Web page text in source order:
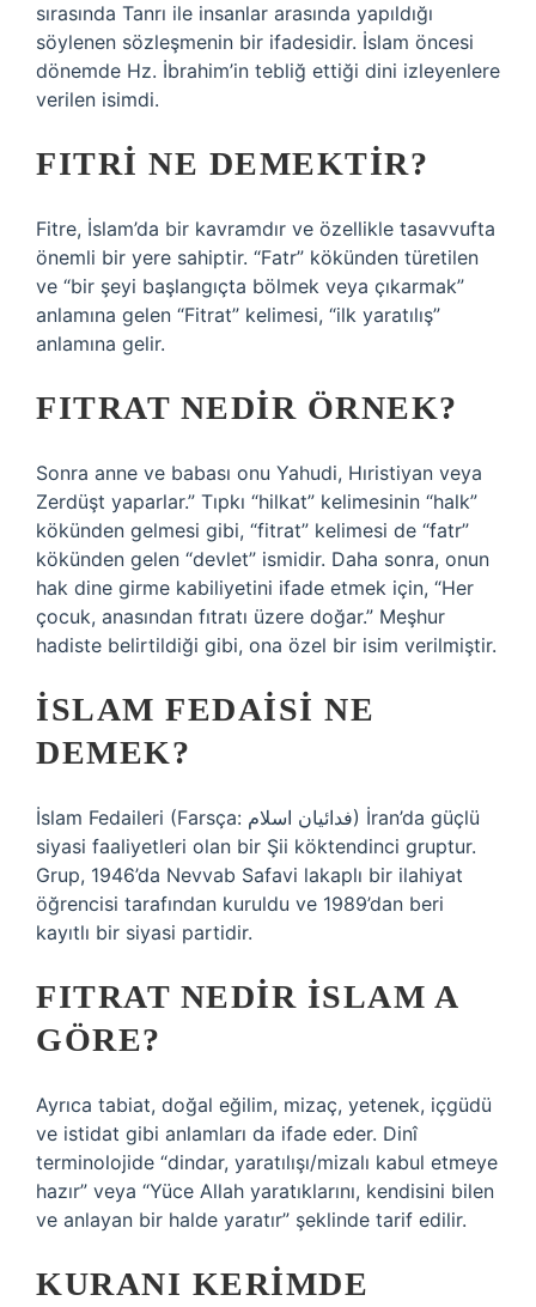
sırasında Tanrı ile insanlar arasında yapıldığı
söylenen sözleşmenin bir ifadesidir. İslam öncesi
dönemde Hz. İbrahim’in tebliğ ettiği dini izleyenlere
verilen isimdi.
FITRI NE DEMEKTIR?
Fitre, İslam’da bir kavramdır ve özellikle tasavvufta
önemli bir yere sahiptir. “Fatr” kökünden türetilen
ve “bir şeyi başlangıçta bölmek veya çıkarmak”
anlamına gelen “Fitrat” ​​kelimesi, “ilk yaratılış”
anlamına gelir.
FITRAT NEDIR ÖRNEK?
Sonra anne ve babası onu Yahudi, Hıristiyan veya
Zerdüşt yaparlar.” Tıpkı “hilkat” kelimesinin “halk”
kökünden gelmesi gibi, “fitrat” ​​kelimesi de “fatr”
kökünden gelen “devlet” ismidir. Daha sonra, onun
hak dine girme kabiliyetini ifade etmek için, “Her
çocuk, anasından fıtratı üzere doğar.” Meşhur
hadiste belirtildiği gibi, ona özel bir isim verilmiştir.
İSLAM FEDAISI NE
DEMEK?
İslam Fedaileri (Farsça: فدائیان اسلام) İran’da güçlü
siyasi faaliyetleri olan bir Şii köktendinci gruptur.
Grup, 1946’da Nevvab Safavi lakaplı bir ilahiyat
öğrencisi tarafından kuruldu ve 1989’dan beri
kayıtlı bir siyasi partidir.
FITRAT NEDIR İSLAM A
GÖRE?
Ayrıca tabiat, doğal eğilim, mizaç, yetenek, içgüdü
ve istidat gibi anlamları da ifade eder. Dinî
terminolojide “dindar, yaratılışı/mizalı kabul etmeye
hazır” veya “Yüce Allah yaratıklarını, kendisini bilen
ve anlayan bir halde yaratır” şeklinde tarif edilir.
KURANI KERIMDE